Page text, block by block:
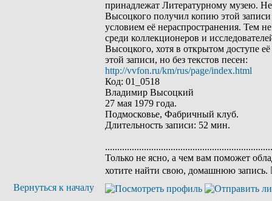
принадлежат Литературному музею.
Высоцкого получил копию этой записи
условием её нераспространения. Тем
среди коллекционеров и
Высоцкого, хотя в открытом доступе
этой записи, но без текстов песен:
http://vvfon.ru/km/rus/page/index.html
Код: 01_0518
Владимир Высоцкий
27 мая 1979 года.
Подмосковье, Фабричный клуб.
Длительность записи: 52 мин.
Только не ясно, а чем вам поможет
хотите найти свою, домашнюю запись.
Вернуться к началу